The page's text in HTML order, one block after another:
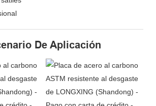
De Aplicación